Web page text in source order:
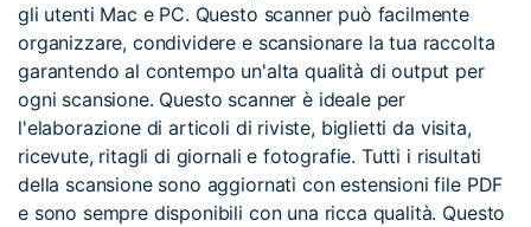
gli utenti Mac e PC. Questo scanner può facilmente
organizzare, condividere e scansionare la tua raccolta
garantendo al contempo un'alta qualità di output per
ogni scansione. Questo scanner è ideale per
l'elaborazione di articoli di riviste, biglietti da visita,
ricevute, ritagli di giornali e fotografie. Tutti i risultati
della scansione sono aggiornati con estensioni file PDF
e sono sempre disponibili con una ricca qualità. Questo